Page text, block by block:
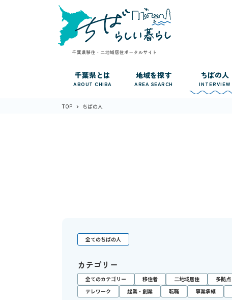
千葉県とは
ABOUT CHIBA
地域を探す
AREA SEARCH
ちばの人
INTERVIEW
TOP ちばの人
全てのちばの人
カテゴリー
全てのカテゴリー 移住者 二地域居住 多拠点
テレワーク
起業・創業 転職 事業承継